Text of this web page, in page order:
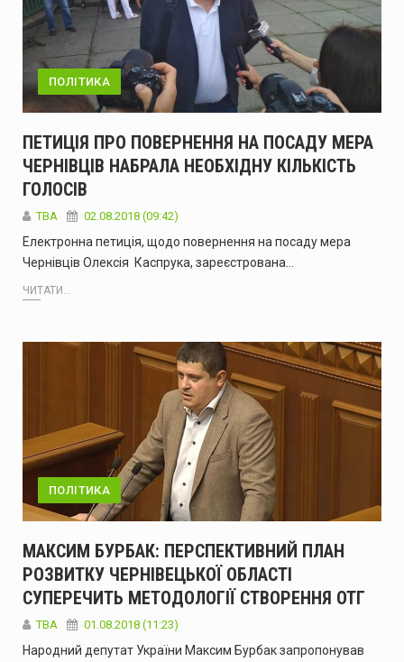
ПОЛІТИКА
ПЕТИЦІЯ ПРО ПОВЕРНЕННЯ НА ПОСАДУ МЕРА
ЧЕРНІВЦІВ НАБРАЛА НЕОБХІДНУ КІЛЬКІСТЬ
ГОЛОСІВ
TBA 02.08.2018 (09:42)
Електронна петиція, щодо повернення на посаду мера
Чернівців Олексія Каспрука, зареєстрована…
ЧИТАТИ...
ПОЛІТИКА
МАКСИМ БУРБАК: ПЕРСПЕКТИВНИЙ ПЛАН
РОЗВИТКУ ЧЕРНІВЕЦЬКОЇ ОБЛАСТІ
СУПЕРЕЧИТЬ МЕТОДОЛОГІЇ СТВОРЕННЯ ОТГ
TBA 01.08.2018 (11:23)
Народний депутат України Максим Бурбак запропонував